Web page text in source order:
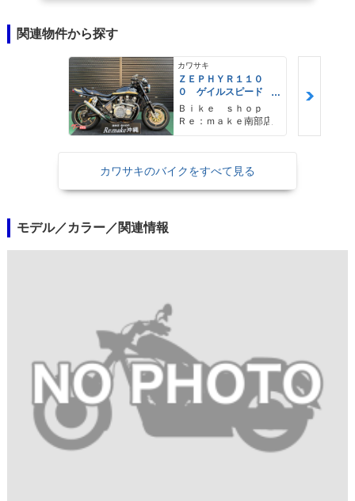
関連物件から探す
カワサキ
ＺＥＰＨＹＲ１１０
０ ゲイルスピード
ＦＣＲキャブ ナイト
ロレーシングマフラ
ー 前後オーリンズサ
Ｂｉｋｅ ｓｈｏｐ
Ｒｅ：ｍａｋｅ南部店
カワサキのバイクをすべて見る
モデル／カラー／関連情報